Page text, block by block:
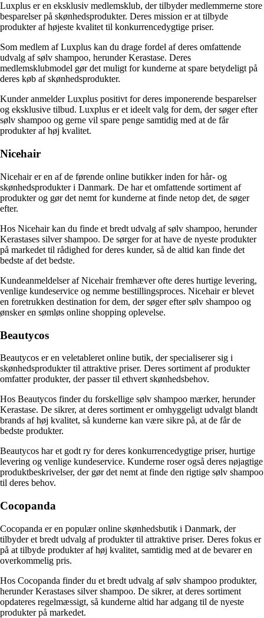
Luxplus er en eksklusiv medlemsklub, der tilbyder medlemmerne store
besparelser på skønhedsprodukter. Deres mission er at tilbyde
produkter af højeste kvalitet til konkurrencedygtige priser.
Som medlem af Luxplus kan du drage fordel af deres omfattende
udvalg af sølv shampoo, herunder Kerastase. Deres
medlemsklubmodel gør det muligt for kunderne at spare betydeligt på
deres køb af skønhedsprodukter.
Kunder anmelder Luxplus positivt for deres imponerende besparelser
og eksklusive tilbud. Luxplus er et ideelt valg for dem, der søger efter
sølv shampoo og gerne vil spare penge samtidig med at de får
produkter af høj kvalitet.
Nicehair
Nicehair er en af de førende online butikker inden for hår- og
skønhedsprodukter i Danmark. De har et omfattende sortiment af
produkter og gør det nemt for kunderne at finde netop det, de søger
efter.
Hos Nicehair kan du finde et bredt udvalg af sølv shampoo, herunder
Kerastases silver shampoo. De sørger for at have de nyeste produkter
på markedet til rådighed for deres kunder, så de altid kan finde det
bedste af det bedste.
Kundeanmeldelser af Nicehair fremhæver ofte deres hurtige levering,
venlige kundeservice og nemme bestillingsproces. Nicehair er blevet
en foretrukken destination for dem, der søger efter sølv shampoo og
ønsker en sømløs online shopping oplevelse.
Beautycos
Beautycos er en veletableret online butik, der specialiserer sig i
skønhedsprodukter til attraktive priser. Deres sortiment af produkter
omfatter produkter, der passer til ethvert skønhedsbehov.
Hos Beautycos finder du forskellige sølv shampoo mærker, herunder
Kerastase. De sikrer, at deres sortiment er omhyggeligt udvalgt blandt
brands af høj kvalitet, så kunderne kan være sikre på, at de får de
bedste produkter.
Beautycos har et godt ry for deres konkurrencedygtige priser, hurtige
levering og venlige kundeservice. Kunderne roser også deres nøjagtige
produktbeskrivelser, der gør det nemt at finde den rigtige sølv shampoo
til deres behov.
Cocopanda
Cocopanda er en populær online skønhedsbutik i Danmark, der
tilbyder et bredt udvalg af produkter til attraktive priser. Deres fokus er
på at tilbyde produkter af høj kvalitet, samtidig med at de bevarer en
overkommelig pris.
Hos Cocopanda finder du et bredt udvalg af sølv shampoo produkter,
herunder Kerastases silver shampoo. De sikrer, at deres sortiment
opdateres regelmæssigt, så kunderne altid har adgang til de nyeste
produkter på markedet.